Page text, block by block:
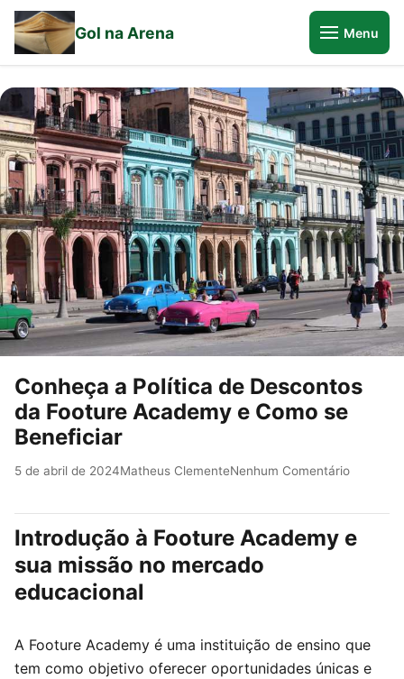
Gol na Arena Menu
Conheça a Política de Descontos
da Footure Academy e Como se
Beneficiar
5 de abril de 2024Matheus ClementeNenhum Comentário
Introdução à Footure Academy e
sua missão no mercado
educacional
A Footure Academy é uma instituição de ensino que
tem como objetivo oferecer oportunidades únicas e